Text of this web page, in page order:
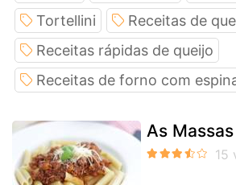
Tortellini
Receitas de
Receitas rápidas de queijo
Receitas de forno com
As Massas